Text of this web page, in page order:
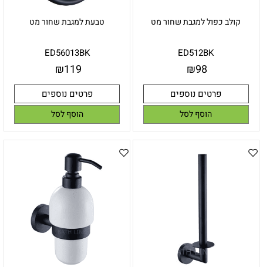
קולב כפול למגבת שחור מט
ED512BK
₪98
פרטים נוספים
הוסף לסל
טבעת למגבת שחור מט
ED56013BK
₪119
פרטים נוספים
הוסף לסל